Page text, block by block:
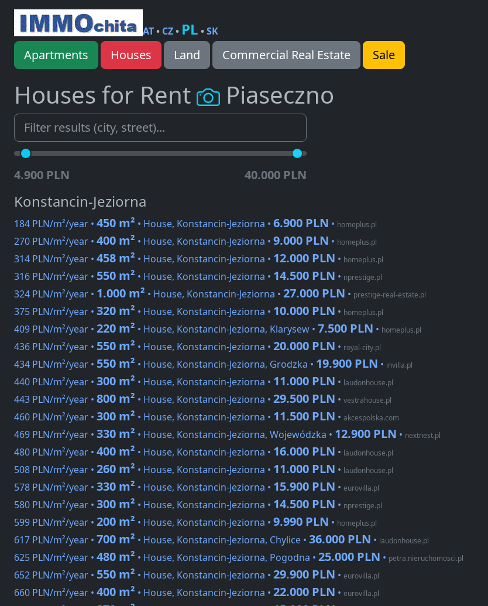
AT• CZ• PL •SK
Apartments Houses Land Commercial Real Estate Sale
Houses for Rent Piaseczno
4.900 PLN 40.000 PLN
Konstancin-Jeziorna
184 PLN/m²/year • 450 m² • House, Konstancin-Jeziorna • 6.900 PLN • homeplus.pl
270 PLN/m²/year • 400 m² • House, Konstancin-Jeziorna • 9.000 PLN • homeplus.pl
314 PLN/m²/year • 458 m² • House, Konstancin-Jeziorna • 12.000 PLN • homeplus.pl
316 PLN/m²/year • 550 m² • House, Konstancin-Jeziorna • 14.500 PLN • nprestige.pl
324 PLN/m²/year • 1.000 m² • House, Konstancin-Jeziorna • 27.000 PLN • prestige-real-estate.pl
375 PLN/m²/year • 320 m² • House, Konstancin-Jeziorna • 10.000 PLN • homeplus.pl
409 PLN/m²/year • 220 m² • House, Konstancin-Jeziorna, Klarysew • 7.500 PLN • homeplus.pl
436 PLN/m²/year • 550 m² • House, Konstancin-Jeziorna • 20.000 PLN • royal-city.pl
434 PLN/m²/year • 550 m² • House, Konstancin-Jeziorna, Grodzka • 19.900 PLN • invilla.pl
440 PLN/m²/year • 300 m² • House, Konstancin-Jeziorna • 11.000 PLN • laudonhouse.pl
443 PLN/m²/year • 800 m² • House, Konstancin-Jeziorna • 29.500 PLN • vestrahouse.pl
460 PLN/m²/year • 300 m² • House, Konstancin-Jeziorna • 11.500 PLN • akcespolska.com
469 PLN/m²/year • 330 m² • House, Konstancin-Jeziorna, Wojewódzka • 12.900 PLN • nextnest.pl
480 PLN/m²/year • 400 m² • House, Konstancin-Jeziorna • 16.000 PLN • laudonhouse.pl
508 PLN/m²/year • 260 m² • House, Konstancin-Jeziorna • 11.000 PLN • laudonhouse.pl
578 PLN/m²/year • 330 m² • House, Konstancin-Jeziorna • 15.900 PLN • eurovilla.pl
580 PLN/m²/year • 300 m² • House, Konstancin-Jeziorna • 14.500 PLN • nprestige.pl
599 PLN/m²/year • 200 m² • House, Konstancin-Jeziorna • 9.990 PLN • homeplus.pl
617 PLN/m²/year • 700 m² • House, Konstancin-Jeziorna, Chylice • 36.000 PLN • laudonhouse.pl
625 PLN/m²/year • 480 m² • House, Konstancin-Jeziorna, Pogodna • 25.000 PLN • petra.nieruchomosci.pl
652 PLN/m²/year • 550 m² • House, Konstancin-Jeziorna • 29.900 PLN • eurovilla.pl
660 PLN/m²/year • 400 m² • House, Konstancin-Jeziorna • 22.000 PLN • eurovilla.pl